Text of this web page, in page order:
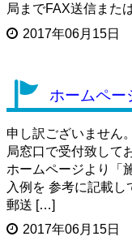
局までFAX送信また
2017年06月15日
ホームペー
申し訳ございません
局窓口で受付致して
ホームページより「
入例を 参考に記載
郵送 […]
2017年06月15日